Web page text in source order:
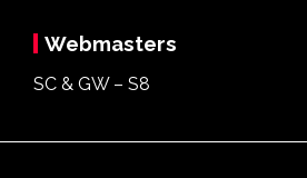
Webmasters
SC & GW – S8